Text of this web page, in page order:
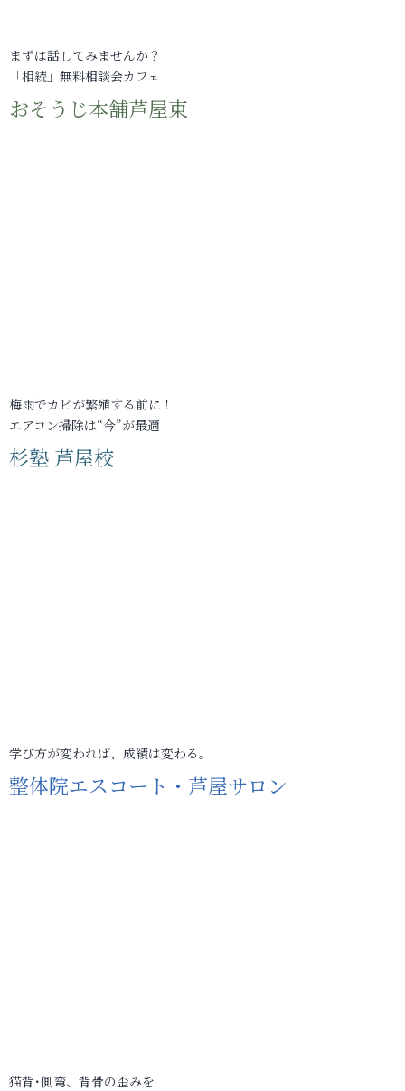
まずは話してみませんか？
「相続」無料相談会カフェ
おそうじ本舗芦屋東
梅雨でカビが繁殖する前に！
エアコン掃除は“今”が最適
杉塾 芦屋校
学び方が変われば、成績は変わる。
整体院エスコート・芦屋サロン
猫背･側弯、背骨の歪みを